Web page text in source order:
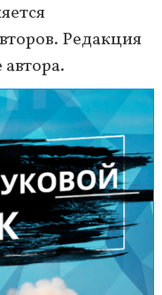
Редакция